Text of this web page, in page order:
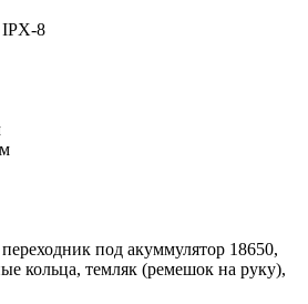
IPX-8
под акуммулятор 18650,
кольца, темляк (ремешок на руку),